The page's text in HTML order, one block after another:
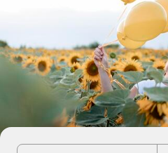
Starta studiecirkel
Cirkelledare
Nyheter